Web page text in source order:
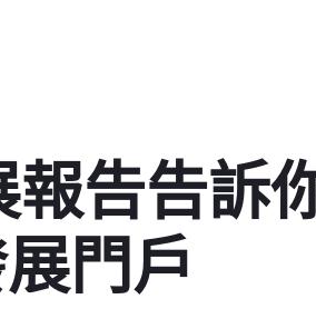
告告訴
門戶